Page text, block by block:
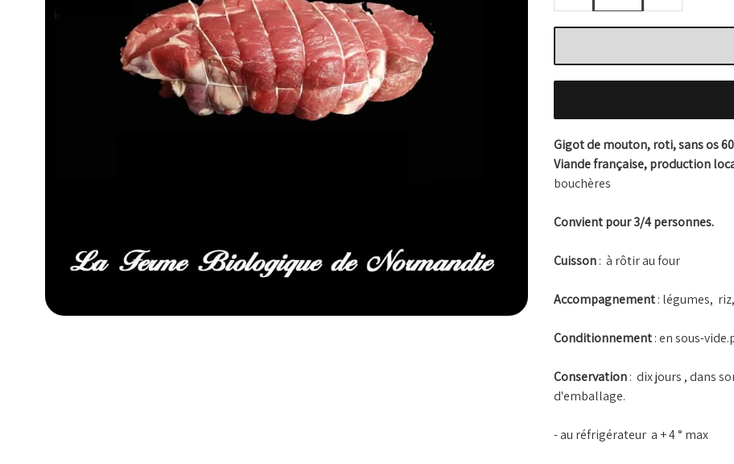
Gigot de mouton, roti, sans os
Viande française, production
bouchères
Convient pour 3/4 personnes.
Cuisson: à rôtir au four
Accompagnement: légumes,
Conditionnement: en sous-
Conservation: dix jours , dans
d'emballage.
- au réfrigérateur a + 4 ° max